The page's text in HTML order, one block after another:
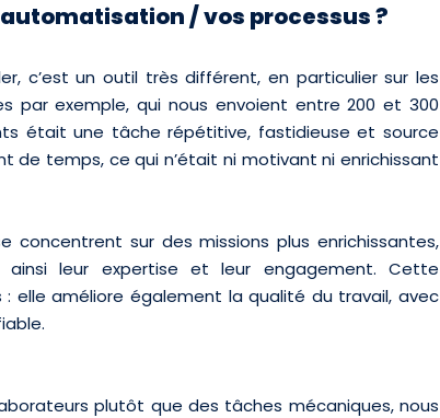
/ vos processus ?
c’est un outil très différent, en particulier sur les
par exemple, qui nous envoient entre 200 et 300
était une tâche répétitive, fastidieuse et source
de temps, ce qui n’était ni motivant ni enrichissant
concentrent sur des missions plus enrichissantes,
leur expertise et leur engagement. Cette
elle améliore également la qualité du travail, avec
plutôt que des tâches mécaniques, nous